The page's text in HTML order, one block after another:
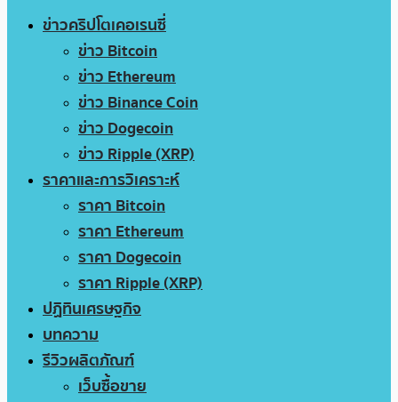
ข่าวคริปโตเคอเรนซี่
ข่าว Bitcoin
ข่าว Ethereum
ข่าว Binance Coin
ข่าว Dogecoin
ข่าว Ripple (XRP)
ราคาและการวิเคราะห์
ราคา Bitcoin
ราคา Ethereum
ราคา Dogecoin
ราคา Ripple (XRP)
ปฏิทินเศรษฐกิจ
บทความ
รีวิวผลิตภัณฑ์
เว็บซื้อขาย